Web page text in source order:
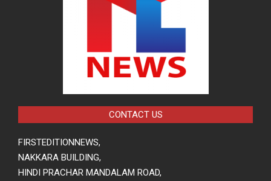
CONTACT US
FIRSTEDITIONNEWS,
NAKKARA BUILDING,
HINDI PRACHAR MANDALAM ROAD,